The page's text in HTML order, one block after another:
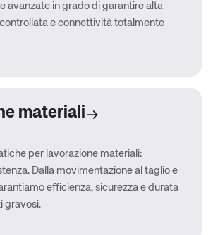
avanzate in grado di garantire alta
e connettività totalmente
materiali
per lavorazione materiali:
Dalla movimentazione al taglio e
efficienza, sicurezza e durata
gravosi.